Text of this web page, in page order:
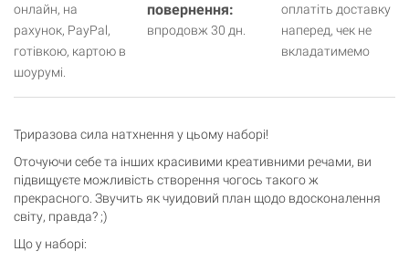
онлайн, на
рахунок, PayPal,
готівкою, картою в
шоурумі.
повернення:
впродовж 30 дн.
оплатіть доставку
наперед, чек не
вкладатимемо
Триразова сила натхнення у цьому наборі!
Оточуючи себе та інших красивими креативними речами, ви
підвищуєте можливість створення чогось такого ж
прекрасного. Звучить як чуидовий план щодо вдосконалення
світу, правда? ;)
Що у наборі: